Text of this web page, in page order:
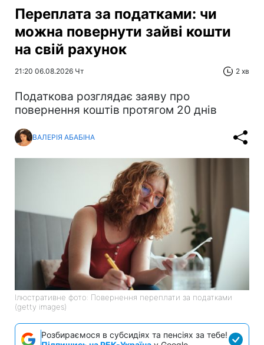
Переплата за податками: чи
можна повернути зайві кошти
на свій рахунок
21:20 06.08.2026 Чт 2 хв
Податкова розглядає заяву про
повернення коштів протягом 20 днів
ВАЛЕРІЯ АБАБІНА
Ілюстративне фото: Повернення переплати за податками
(getty images)
Розбираємося в субсидіях та пенсіях за тебе!